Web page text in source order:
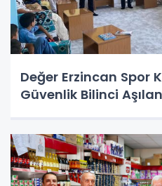
Değer Erzincan Spor
Güvenlik Bilinci